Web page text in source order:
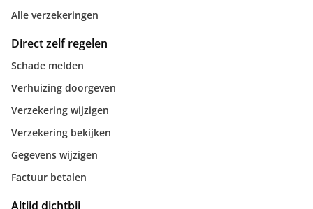
Alle verzekeringen
Direct zelf regelen
Schade melden
Verhuizing doorgeven
Verzekering wijzigen
Verzekering bekijken
Gegevens wijzigen
Factuur betalen
Altijd dichtbij